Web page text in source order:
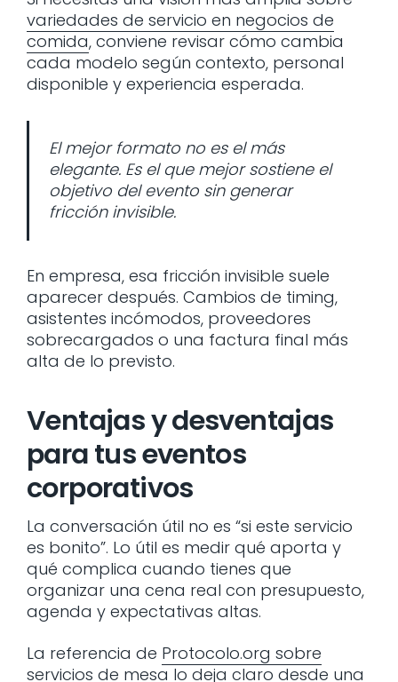
variedades de servicio en negocios de
comida, conviene revisar cómo cambia
cada modelo según contexto, personal
disponible y experiencia esperada.
El mejor formato no es el más
elegante. Es el que mejor sostiene el
objetivo del evento sin generar
fricción invisible.
En empresa, esa fricción invisible suele
aparecer después. Cambios de timing,
asistentes incómodos, proveedores
sobrecargados o una factura final más
alta de lo previsto.
Ventajas y desventajas
para tus eventos
corporativos
La conversación útil no es “si este servicio
es bonito”. Lo útil es medir qué aporta y
qué complica cuando tienes que
organizar una cena real con presupuesto,
agenda y expectativas altas.
La referencia de Protocolo.org sobre
servicios de mesa lo deja claro desde una